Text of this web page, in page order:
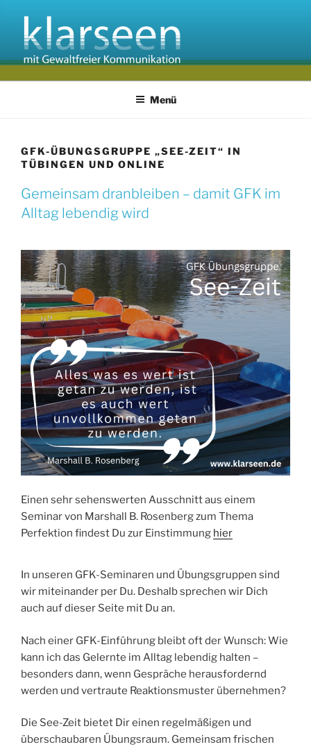
springen
Menü
GFK-ÜBUNGSGRUPPE „SEE-ZEIT“ IN
TÜBINGEN UND ONLINE
Gemeinsam dranbleiben – damit GFK im
Alltag lebendig wird
Einen sehr sehenswerten Ausschnitt aus einem
Seminar von Marshall B. Rosenberg zum Thema
Perfektion findest Du zur Einstimmung hier
In unseren GFK-Seminaren und Übungsgruppen sind
wir miteinander per Du. Deshalb sprechen wir Dich
auch auf dieser Seite mit Du an.
Nach einer GFK-Einführung bleibt oft der Wunsch: Wie
kann ich das Gelernte im Alltag lebendig halten –
besonders dann, wenn Gespräche herausfordernd
werden und vertraute Reaktionsmuster übernehmen?
Die See-Zeit bietet Dir einen regelmäßigen und
überschaubaren Übungsraum. Gemeinsam frischen